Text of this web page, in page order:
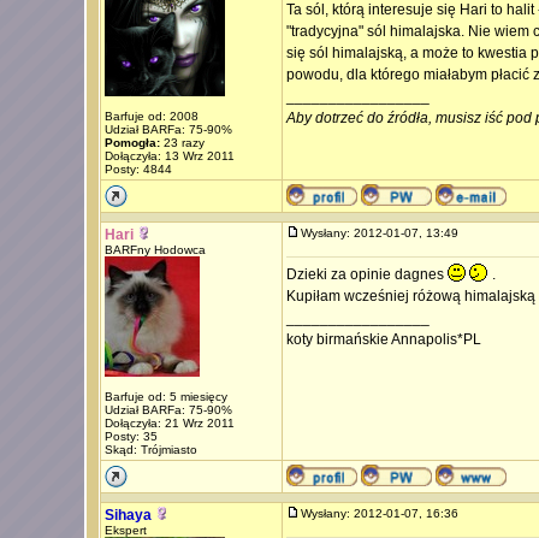
Barfuje od: 2008
Udział BARFa: 75-90%
Pomogła:23 razy
Dołączyła: 13 Wrz 2011
Posty: 4844
Ta sól, którą interesuje się Hari to
"tradycyjna" sól himalajska. Nie wiem
się sól himalajską, a może to kwestia
powodu, dla którego miałabym
Aby dotrzeć do źródła, musisz iść pod
Hari
BARFny Hodowca
Barfuje od: 5 miesięcy
Udział BARFa: 75-90%
Dołączyła: 21 Wrz 2011
Posty: 35
Skąd: Trójmiasto
Wysłany: 2012-01-07, 13:49
Dzieki za opinie dagnes
.
Kupiłam wcześniej różową
koty birmańskie Annapolis*PL
Sihaya
Ekspert
Wysłany: 2012-01-07, 16:36